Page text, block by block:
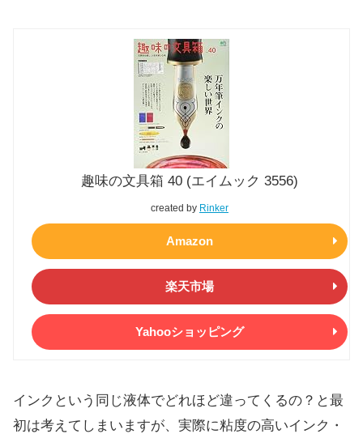
趣味の文具箱 40 (エイムック 3556)
created by Rinker
Amazon
楽天市場
Yahooショッピング
インクという同じ液体でどれほど違ってくるの？と最
初は考えてしまいますが、実際に粘度の高いインク・